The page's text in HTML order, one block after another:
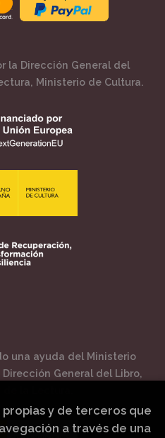
la Dirección General del
Ministerio de Cultura.
una ayuda del Ministerio
General del Libro,
y de terceros que
a través de una